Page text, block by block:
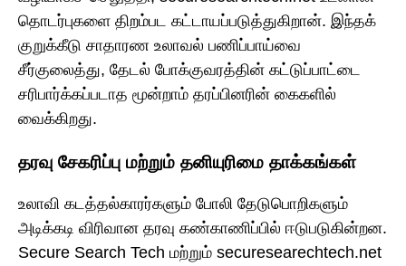
தொடர்புகளை திறம்பட கட்டாயப்படுத்துகிறான். இந்தக்
குறுக்கீடு சாதாரண உலாவல் பணிப்பாய்வை
சீர்குலைத்து, தேடல் போக்குவரத்தின் கட்டுப்பாட்டை
சரிபார்க்கப்படாத மூன்றாம் தரப்பினரின் கைகளில்
வைக்கிறது.
தரவு சேகரிப்பு மற்றும் தனியுரிமை தாக்கங்கள்
உலாவி கடத்தல்காரர்களும் போலி தேடுபொறிகளும்
அடிக்கடி விரிவான தரவு கண்காணிப்பில் ஈடுபடுகின்றன.
Secure Search Tech மற்றும் securesearechtech.net